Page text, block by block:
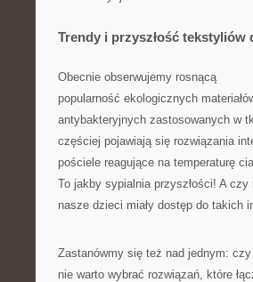
Trendy i przyszłość tekstyliów
Obecnie obserwujemy rosnącą
popularność ekologicznych
antybakteryjnych zastosowanych w
częściej pojawiają się rozwiązania
pościele reagujące na temperaturę
To jakby sypialnia przyszłości! A czy
nasze dzieci miały dostęp do takich
Zastanówmy się też nad jednym: czy
nie warto wybrać rozwiązań, które